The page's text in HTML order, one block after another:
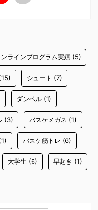
ンラインプログラム実績 (5)
(15) シュート (7)
ダンベル (1)
(3) バスケメガネ (1)
(1) バスケ筋トレ (6)
大学生 (6) 早起き (1)